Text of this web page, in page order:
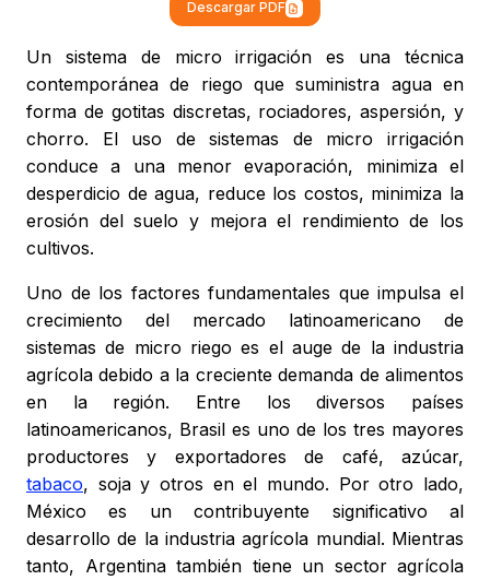
Descargar PDF
Un sistema de micro irrigación es una técnica
contemporánea de riego que suministra agua en
forma de gotitas discretas, rociadores, aspersión, y
chorro. El uso de sistemas de micro irrigación
conduce a una menor evaporación, minimiza el
desperdicio de agua, reduce los costos, minimiza la
erosión del suelo y mejora el rendimiento de los
cultivos.
Uno de los factores fundamentales que impulsa el
crecimiento del mercado latinoamericano de
sistemas de micro riego es el auge de la industria
agrícola debido a la creciente demanda de alimentos
en la región. Entre los diversos países
latinoamericanos, Brasil es uno de los tres mayores
productores y exportadores de café, azúcar,
tabaco, soja y otros en el mundo. Por otro lado,
México es un contribuyente significativo al
desarrollo de la industria agrícola mundial. Mientras
tanto, Argentina también tiene un sector agrícola